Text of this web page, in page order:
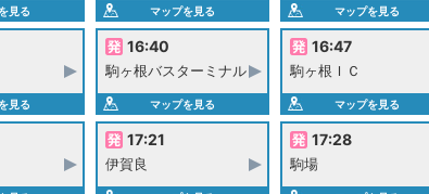
見る マップを見る マップを見る
見る
16:40
駒ヶ根バスターミナル
マップを見る
16:47
駒ヶ根ＩＣ
マップを見る
17:21
伊賀良
17:28
駒場